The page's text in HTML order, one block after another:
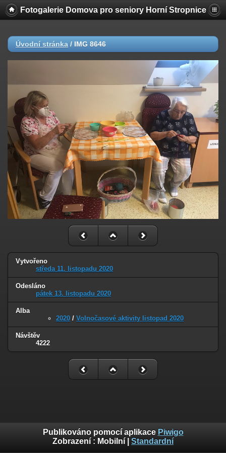
Fotogalerie Domova pro seniory Horní Stropnice
Úvodní stránka / IMG 8646
Vytvořeno
středa 11. listopadu 2020
Odesláno
pátek 13. listopadu 2020
Alba
2020 / Volnočasové aktivity listopad 2020
Návštěv
4222
Publikováno pomocí aplikace Piwigo
Zobrazení : Mobilní Standardní